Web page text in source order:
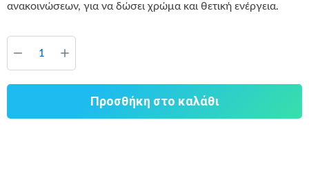
ανακοινώσεων, για να δώσει χρώμα και θετική ενέργεια.
Προσθήκη στο καλάθι